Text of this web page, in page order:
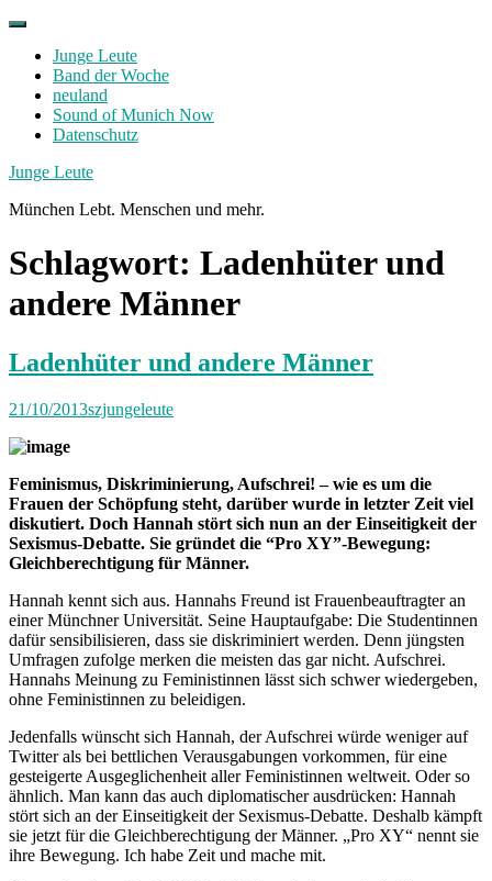
Skip
contentJunge Leute
Band der Woche
neuland
Sound of Munich Now
Datenschutz
Facebook
Twitter
Instagram
Junge Leute
München Lebt. Menschen und mehr.
Schlagwort: Ladenhüter und
andere Männer
Ladenhüter und andere Männer
21/10/2013szjungeleute
Feminismus, Diskriminierung, Aufschrei! – wie es um die
Frauen der Schöpfung steht, darüber wurde in letzter Zeit viel
diskutiert. Doch Hannah stört sich nun an der Einseitigkeit der
Sexismus-Debatte. Sie gründet die “Pro XY”-Bewegung:
Gleichberechtigung für Männer.
Hannah kennt sich aus. Hannahs Freund ist Frauenbeauftragter an
einer Münchner Universität. Seine Hauptaufgabe: Die Studentinnen
dafür sensibilisieren, dass sie diskriminiert werden. Denn jüngsten
Umfragen zufolge merken die meisten das gar nicht. Aufschrei.
Hannahs Meinung zu Feministinnen lässt sich schwer wiedergeben,
ohne Feministinnen zu beleidigen.
Jedenfalls wünscht sich Hannah, der Aufschrei würde weniger auf
Twitter als bei bettlichen Verausgabungen vorkommen, für eine
gesteigerte Ausgeglichenheit aller Feministinnen weltweit. Oder so
ähnlich. Man kann das auch diplomatischer ausdrücken: Hannah
stört sich an der Einseitigkeit der Sexismus-Debatte. Deshalb kämpft
sie jetzt für die Gleichberechtigung der Männer. „Pro XY“ nennt sie
ihre Bewegung. Ich habe Zeit und mache mit.